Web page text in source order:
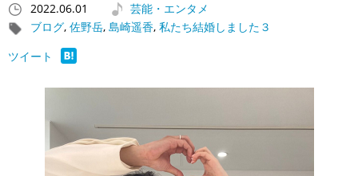
2022.06.01
芸能・エンタメ
ブログ, 佐野岳, 島崎遥香, 私たち結婚しました３
ツイート